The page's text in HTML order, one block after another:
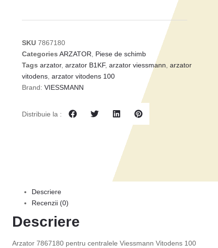
SKU 7867180
Categories ARZATOR, Piese de schimb
Tags arzator, arzator B1KF, arzator viessmann, arzator
vitodens, arzator vitodens 100
Brand: VIESSMANN
Distribuie la :
Descriere
Recenzii (0)
Descriere
Arzator 7867180 pentru centralele Viessmann Vitodens 100